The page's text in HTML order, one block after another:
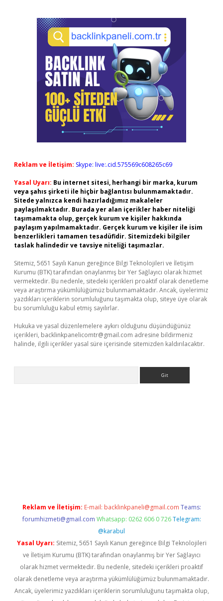
Reklam ve İletişim: Skype: live:.cid.575569c608265c69
Yasal Uyarı: Bu internet sitesi, herhangi bir marka, kurum
veya şahıs şirketi ile hiçbir bağlantısı bulunmamaktadır.
Sitede yalnızca kendi hazırladığımız makaleler
paylaşılmaktadır. Burada yer alan içerikler haber niteliği
taşımamakta olup, gerçek kurum ve kişiler hakkında
paylaşım yapılmamaktadır. Gerçek kurum ve kişiler ile isim
benzerlikleri tamamen tesadüfidir. Sitemizdeki bilgiler
taslak halindedir ve tavsiye niteliği taşımazlar.
Sitemiz, 5651 Sayılı Kanun gereğince Bilgi Teknolojileri ve İletişim
Kurumu (BTK) tarafından onaylanmış bir Yer Sağlayıcı olarak hizmet
vermektedir. Bu nedenle, sitedeki içerikleri proaktif olarak denetleme
veya araştırma yükümlülüğümüz bulunmamaktadır. Ancak, üyelerimiz
yazdıkları içeriklerin sorumluluğunu taşımakta olup, siteye üye olarak
bu sorumluluğu kabul etmiş sayılırlar.
Hukuka ve yasal düzenlemelere aykırı olduğunu düşündüğünüz
içerikleri, backlinkpanelicomtr@gmail.com adresine bildirmeniz
halinde, ilgili içerikler yasal süre içerisinde sitemizden kaldırılacaktır.
Reklam ve İletişim: E-mail: backlinkpaneli@gmail.com Teams:
forumhizmeti@gmail.com Whatsapp: 0262 606 0 726 Telegram:
@karabul
Yasal Uyarı: Sitemiz, 5651 Sayılı Kanun gereğince Bilgi Teknolojileri
ve İletişim Kurumu (BTK) tarafından onaylanmış bir Yer Sağlayıcı
olarak hizmet vermektedir. Bu nedenle, sitedeki içerikleri proaktif
olarak denetleme veya araştırma yükümlülüğümüz bulunmamaktadır.
Ancak, üyelerimiz yazdıkları içeriklerin sorumluluğunu taşımakta olup,